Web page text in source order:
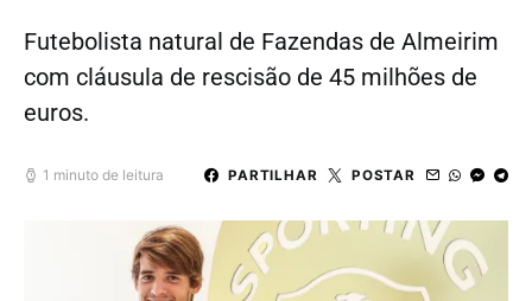
Futebolista natural de Fazendas de Almeirim
com cláusula de rescisão de 45 milhões de
euros.
1 minuto de leitura PARTILHAR POSTAR